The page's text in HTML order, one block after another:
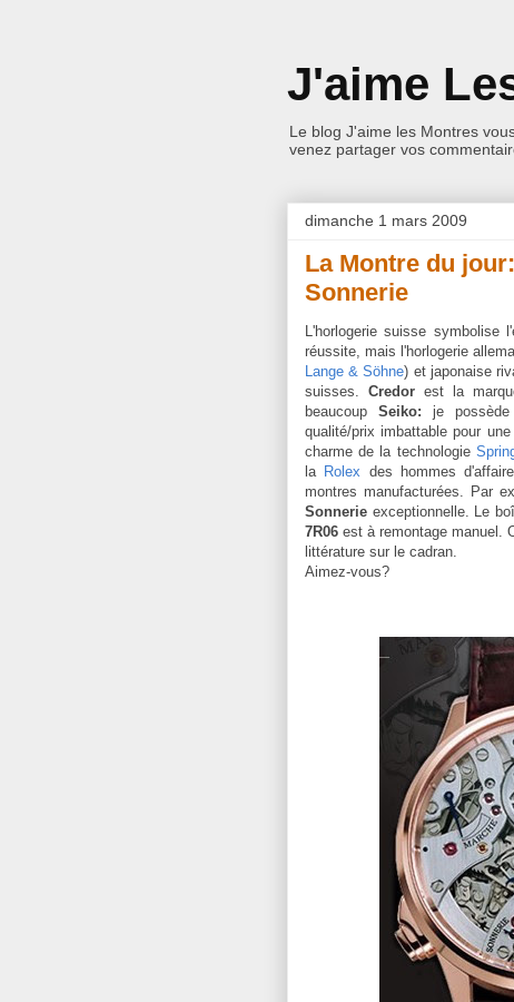
J'aime
Le blog J'aime les Montres
venez partager vos
dimanche 1 mars 2009
La Montre du
Sonnerie
L'horlogerie suisse symbolise
réussite, mais l'horlogerie
Lange & Söhne) et japonaise
suisses. Credor est la
beaucoup Seiko: je
qualité/prix imbattable pour
charme de la technologie
la Rolex des hommes
montres manufacturées. Par
Sonnerie exceptionnelle. Le
7R06 est à remontage manuel.
littérature sur le cadran.
Aimez-vous?